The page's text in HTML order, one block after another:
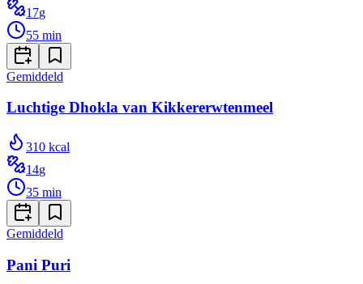
17g
55 min
Gemiddeld
Luchtige Dhokla van Kikkererwtenmeel
310 kcal
14g
35 min
Gemiddeld
Pani Puri